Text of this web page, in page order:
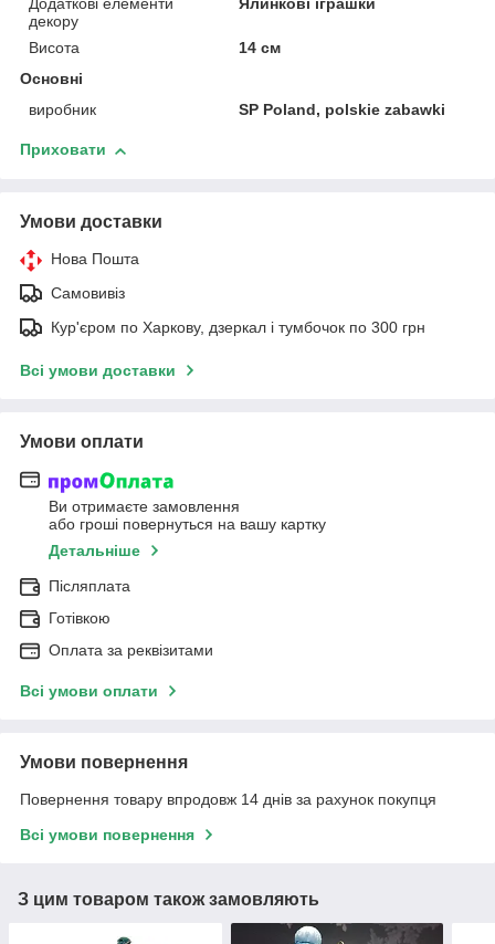
Додаткові елементи
декору
Ялинкові іграшки
Висота
14 см
Основні
виробник
SP Poland, polskie zabawki
Приховати
Умови доставки
Нова Пошта
Самовивіз
Кур'єром по Харкову, дзеркал і тумбочок по 300 грн
Всі умови доставки
Умови оплати
Ви отримаєте замовлення
або гроші повернуться на вашу картку
Детальніше
Післяплата
Готівкою
Оплата за реквізитами
Всі умови оплати
Умови повернення
Повернення товару впродовж 14 днів за рахунок покупця
Всі умови повернення
З цим товаром також замовляють